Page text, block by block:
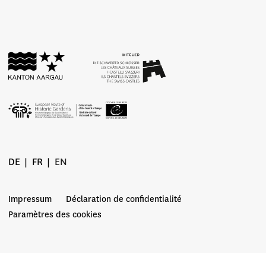
DE FR EN
Impressum
Déclaration de confidentialité
Paramètres des cookies